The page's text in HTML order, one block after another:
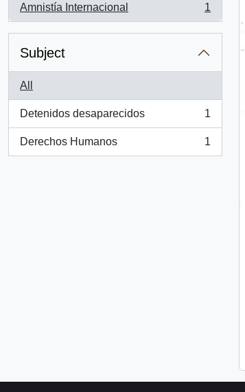
Amnistía Internacional
, 1 results
1
Subject
All
Detenidos desaparecidos
, 1 results
1
Derechos Humanos
, 1 results
1